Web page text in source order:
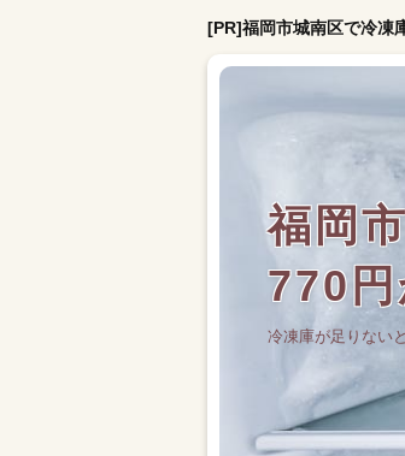
[PR]福岡市城南区で冷凍
福岡
770
冷凍庫が足りない